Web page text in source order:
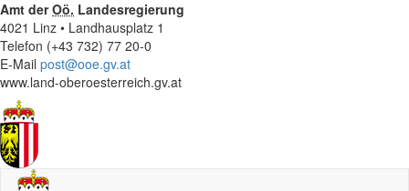
Amt derOö. Landesregierung
4021 Linz • Landhausplatz 1
Telefon (+43 732) 77 20-0
E-Mail post@ooe.gv.at
www.land-oberoesterreich.gv.at